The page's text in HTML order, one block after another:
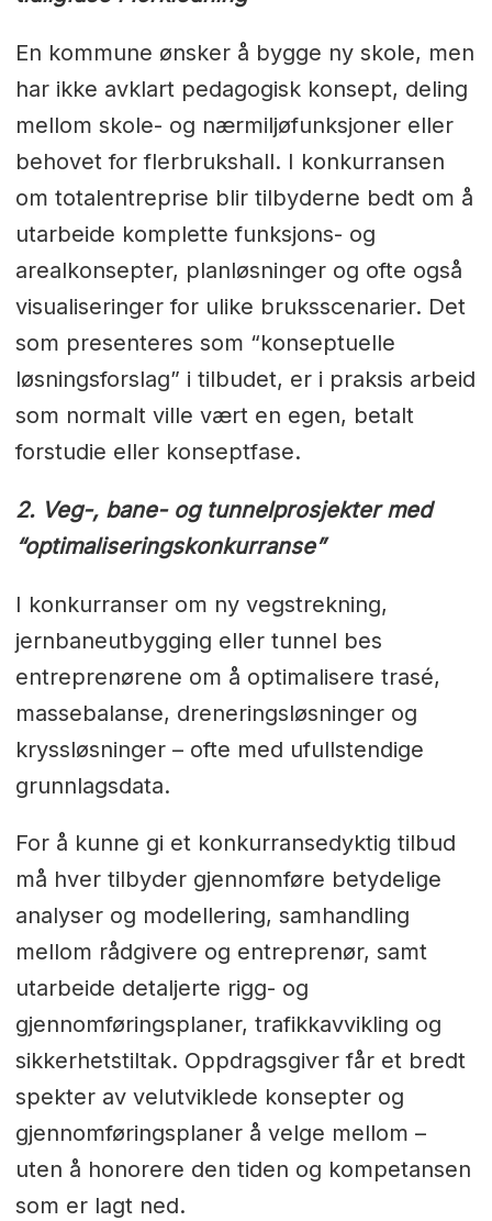
En kommune ønsker å bygge ny skole, men
har ikke avklart pedagogisk konsept, deling
mellom skole- og nærmiljøfunksjoner eller
behovet for flerbrukshall. I konkurransen
om totalentreprise blir tilbyderne bedt om å
utarbeide komplette funksjons- og
arealkonsepter, planløsninger og ofte også
visualiseringer for ulike bruksscenarier. Det
som presenteres som “konseptuelle
løsningsforslag” i tilbudet, er i praksis arbeid
som normalt ville vært en egen, betalt
forstudie eller konseptfase.
2. Veg-, bane- og tunnelprosjekter med
“optimaliseringskonkurranse”
I konkurranser om ny vegstrekning,
jernbaneutbygging eller tunnel bes
entreprenørene om å optimalisere trasé,
massebalanse, dreneringsløsninger og
kryssløsninger – ofte med ufullstendige
grunnlagsdata.
For å kunne gi et konkurransedyktig tilbud
må hver tilbyder gjennomføre betydelige
analyser og modellering, samhandling
mellom rådgivere og entreprenør, samt
utarbeide detaljerte rigg- og
gjennomføringsplaner, trafikkavvikling og
sikkerhetstiltak. Oppdragsgiver får et bredt
spekter av velutviklede konsepter og
gjennomføringsplaner å velge mellom –
uten å honorere den tiden og kompetansen
som er lagt ned.